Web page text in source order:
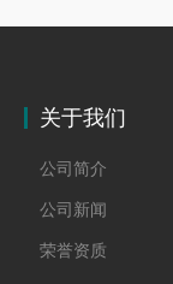
关于我们
公司简介
公司新闻
荣誉资质